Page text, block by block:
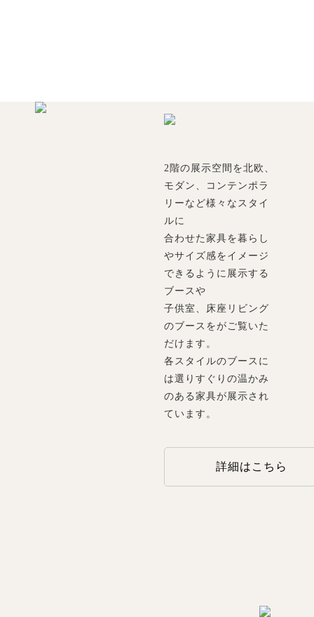
2階の展示空間を北欧、
モダン、コンテンポラ
リーなど様々なスタイ
ルに
合わせた家具を暮らし
やサイズ感をイメージ
できるように展示する
ブースや
子供室、床座リビング
のブースをがご覧いた
だけます。
各スタイルのブースに
は選りすぐりの温かみ
のある家具が展示され
ています。
詳細はこちら